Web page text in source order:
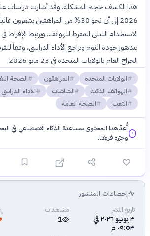
هذا الكشف حجم المشكلة. وقد أشارت دراسات
2026 إلى أن نحو 30% من المراهقين
الاستخدام الليلي المفرط للهواتف. ويرتبط
بتدهور جودة النوم وتراجع الأداء الدراسي، وفقاً
الجراح العام بالولايات المتحدة في 23 مايو 2026.
الولايات المتحدة المراهقون الصحة
الهواتف الذكية
الشاشات الأداء الدراسي
التعب
الصحة العامة
أُعدّ هذا المحتوى بمساعدة الذكاء الاصطناعي في
وحرّره فريقنا.
فلسفتنا المعرفية·سياسة الذكاء الاصطناعيإحصاءات المنشور
تاريخ النشر
٣ يونيو ٢٠٢٦ في
٠٩:٥٣ م
مشاهدات
1